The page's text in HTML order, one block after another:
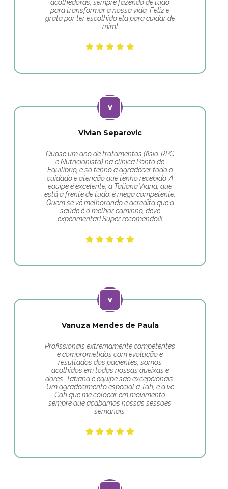
acolhedoras, sempre fazendo de tudo
para transformar a nossa vida. Feliz e
grata por ter escolhido ela para cuidar de
mim!
Vivian Separovic
Quase um ano de tratamentos (fisio, RPG
e Nutricionista) na clínica Ponto de
Equilíbrio, e só tenho a agradecer todo o
cuidado e atenção que tenho recebido. A
equipe é excelente, a Tatiana Viana, que
está a frente de tudo, é mega competente.
Quem se vê melhorando e acredita que a
saúde é o melhor caminho, deve
experimentar! Super recomendo!!!
Vanuza Mendes de Paula
Profissionais extremamente competentes
e comprometidos com evolução e
resultados dos pacientes, somos
acolhidos em todas nossas queixas e
dores. Tatiana e equipe são excepcionais.
Um agradecimento especial a Tati, e a vc
Cati que me colocar em movimento
sempre que acabamos nossas sessões
semanais.